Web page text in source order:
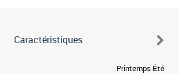
Caractéristiques
Printemps Été